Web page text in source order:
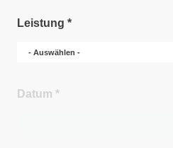
Leistung *
Datum *